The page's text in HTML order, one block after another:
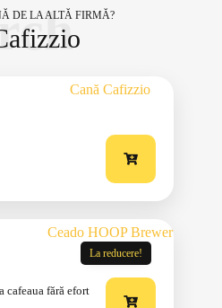
DE LA ALTĂ FIRMĂ?
La reducere!
cafeaua fără efort